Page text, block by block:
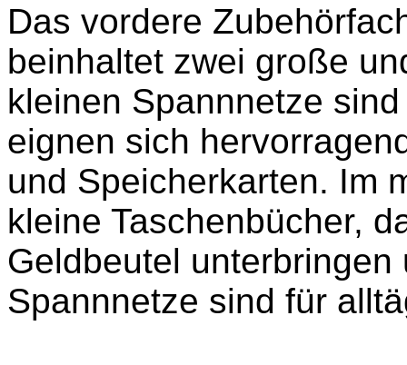
Das vordere
beinhaltet zwei große
kleinen Spannnetze
eignen sich
und Speicherkarten. Im
kleine Taschenbücher,
Geldbeutel
Spannnetze sind für